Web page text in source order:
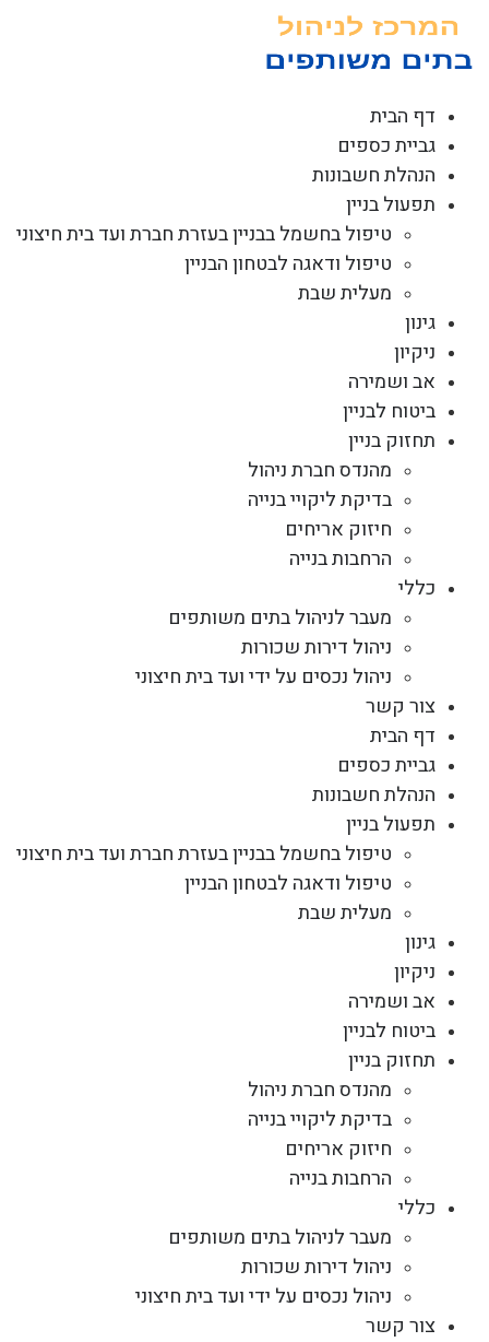
דף הבית
גביית כספים
הנהלת חשבונות
תפעול בניין
טיפול בחשמל בבניין בעזרת חברת ועד בית חיצוני
טיפול ודאגה לבטחון הבניין
מעלית שבת
גינון
ניקיון
אב ושמירה
ביטוח לבניין
תחזוק בניין
מהנדס חברת ניהול
בדיקת ליקויי בנייה
חיזוק אריחים
הרחבות בנייה
כללי
מעבר לניהול בתים משותפים
ניהול דירות שכורות
ניהול נכסים על ידי ועד בית חיצוני
צור קשר
דף הבית
גביית כספים
הנהלת חשבונות
תפעול בניין
טיפול בחשמל בבניין בעזרת חברת ועד בית חיצוני
טיפול ודאגה לבטחון הבניין
מעלית שבת
גינון
ניקיון
אב ושמירה
ביטוח לבניין
תחזוק בניין
מהנדס חברת ניהול
בדיקת ליקויי בנייה
חיזוק אריחים
הרחבות בנייה
כללי
מעבר לניהול בתים משותפים
ניהול דירות שכורות
ניהול נכסים על ידי ועד בית חיצוני
צור קשר